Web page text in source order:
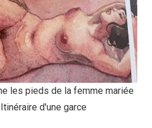
les pieds de la femme mariée
d'une garce